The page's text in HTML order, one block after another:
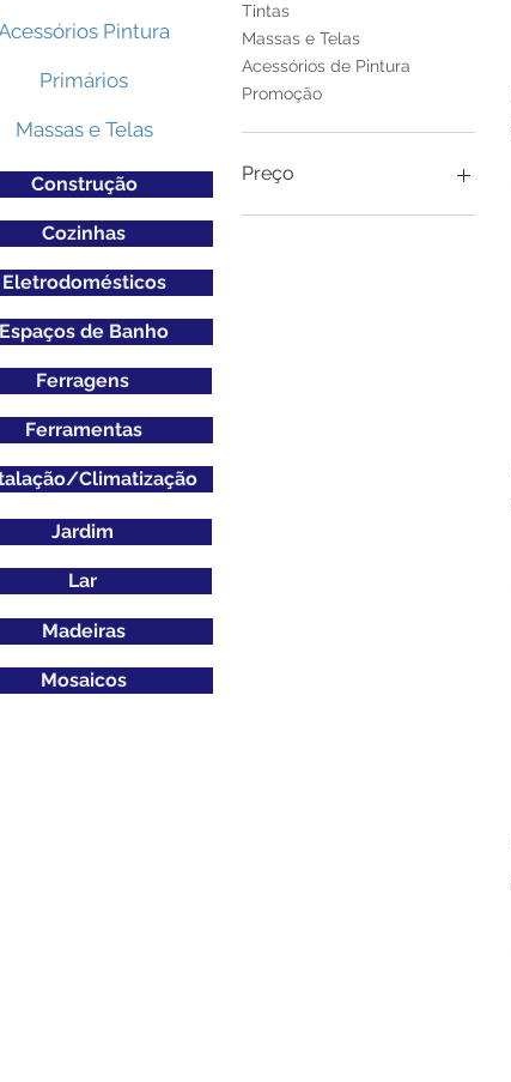
Pintura
Primários
Massas e Telas
Construção
Cozinhas
Eletrodomésticos
Espaços de Banho
Ferragens
Ferramentas
Climatização
Jardim
Lar
Madeiras
Mosaicos
Tintas
Massas e Telas
Acessórios de Pintura
Promoção
Preço